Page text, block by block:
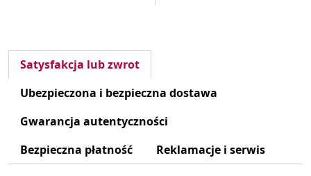
Satysfakcja lub zwrot
Ubezpieczona i bezpieczna dostawa
Gwarancja autentyczności
Bezpieczna płatność
Reklamacje i serwis